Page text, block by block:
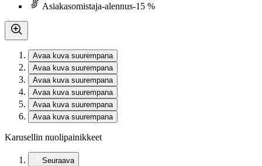
Asiakasomistaja-alennus-15 %
Avaa kuva suurempana
Avaa kuva suurempana
Avaa kuva suurempana
Avaa kuva suurempana
Avaa kuva suurempana
Avaa kuva suurempana
Karusellin nuolipainikkeet
Seuraava